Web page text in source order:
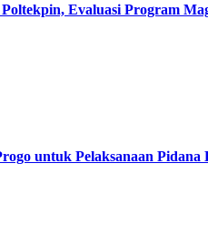
Evaluasi Program
untuk Pelaksanaan Pidana